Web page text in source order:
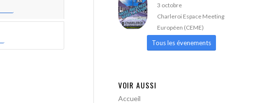
3 octobre
Charleroi Espace Meeting
Européen (CEME)
Tous les évenements
VOIR AUSSI
Accueil